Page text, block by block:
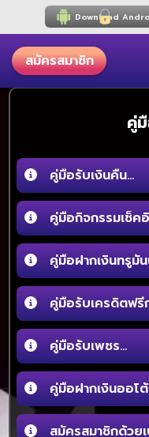
Download
สมัครสมาชิก
คู่
คู่มือรับเงินคืน...
คู่มือกิจกรรมเช็ค
คู่มือฝากเงินทรูมัน
คู่มือรับเครดิตฟ
คู่มือรับเพชร...
คู่มือฝากเงินออโต้
สมัครสมาชิกด้วย